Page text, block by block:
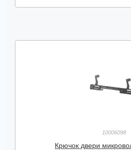
10006098
Крючок двери